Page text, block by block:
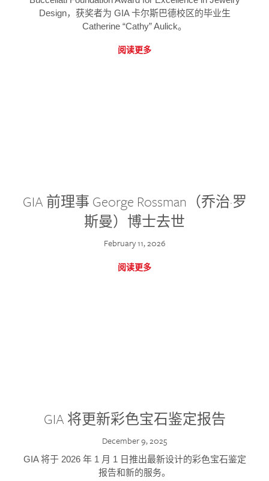
Design，获奖者为 GIA 卡尔斯巴德校区的毕业生
Catherine “Cathy” Aulick。
阅读更多
GIA 前理事 George Rossman（乔治·罗
斯曼）博士去世
February 11, 2026
阅读更多
GIA 将更新彩色宝石鉴定报告
December 9, 2025
GIA 将于 2026 年 1 月 1 日推出最新设计的彩色宝石鉴定
报告和新的服务。